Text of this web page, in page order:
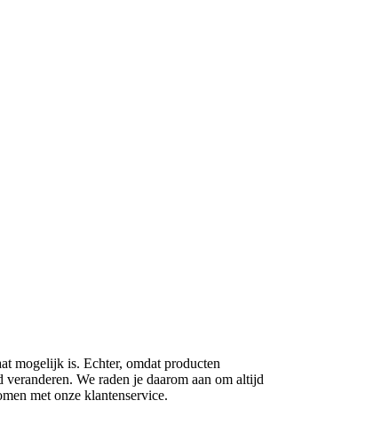
mogelijk is. Echter, omdat producten
We raden je daarom aan om altijd
met onze klantenservice.